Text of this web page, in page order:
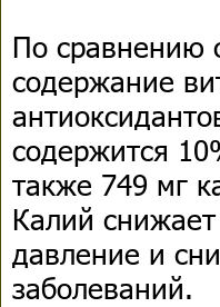
По сравнению
содержание
содержится
также 749 мг
Калий
давление и
заболеваний.